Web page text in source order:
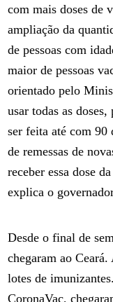
com mais doses de
ampliação da
de pessoas com
maior de pessoas
orientado pelo
usar todas as
ser feita até com 90
de remessas de
receber essa dose
explica o
Desde o final de
chegaram ao
lotes de
CoronaVac,